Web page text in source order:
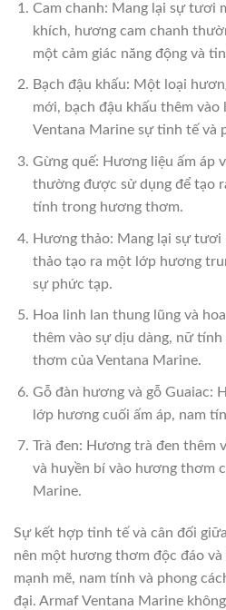
Cam chanh: Mang lại sự tươi
khích, hương cam chanh
một cảm giác năng động và
Bạch đậu khấu: Một loại
mới, bạch đậu khấu thêm vào
Ventana Marine sự tinh tế và
Gừng quế: Hương liệu ấm áp
thường được sử dụng để tạo
tính trong hương thơm.
Hương thảo: Mang lại sự tươi
thảo tạo ra một lớp hương
sự phức tạp.
Hoa linh lan thung lũng và
thêm vào sự dịu dàng, nữ
thơm của Ventana Marine.
Gỗ đàn hương và gỗ Guaiac:
lớp hương cuối ấm áp, nam
Trà đen: Hương trà đen thêm
và huyền bí vào hương thơm
Marine.
Sự kết hợp tinh tế và cân đối
nên một hương thơm độc đáo và
mạnh mẽ, nam tính và phong
đại. Armaf Ventana Marine